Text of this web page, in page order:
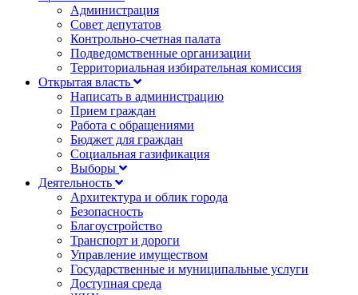
Администрация
Совет депутатов
Контрольно-счетная палата
Подведомственные организации
Территориальная избирательная комиссия
Открытая власть
Написать в администрацию
Прием граждан
Работа с обращениями
Бюджет для граждан
Социальная газификация
Выборы
Деятельность
Архитектура и облик города
Безопасность
Благоустройство
Транспорт и дороги
Управление имуществом
Государственные и муниципальные услуги
Доступная среда